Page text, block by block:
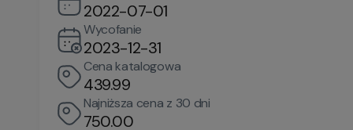
2022-07-01
Wycofanie
2023-12-31
Cena katalogowa
439.99
Najniższa cena z 30 dni
750.00